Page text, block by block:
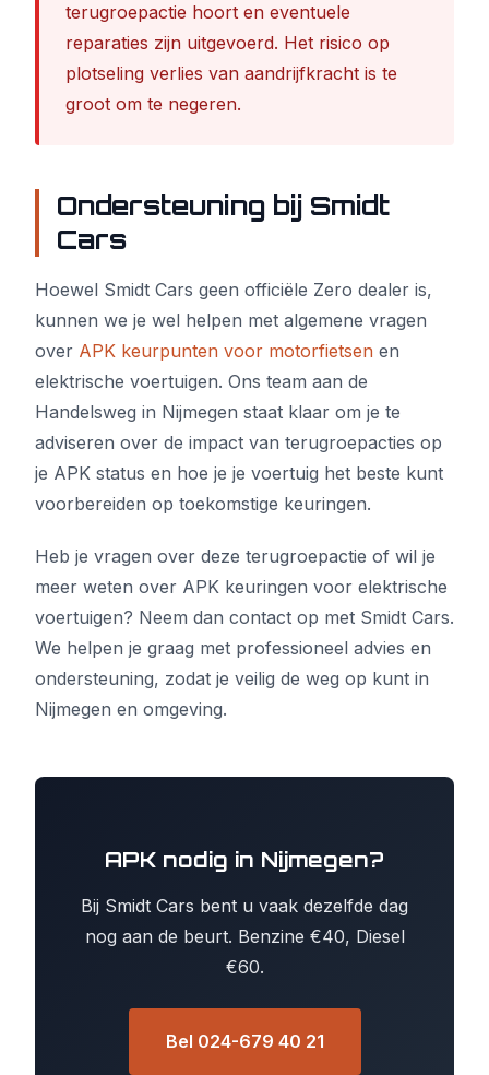
terugroepactie hoort en eventuele
reparaties zijn uitgevoerd. Het risico op
plotseling verlies van aandrijfkracht is te
groot om te negeren.
Ondersteuning bij Smidt
Cars
Hoewel Smidt Cars geen officiële Zero dealer is,
kunnen we je wel helpen met algemene vragen
over APK keurpunten voor motorfietsen en
elektrische voertuigen. Ons team aan de
Handelsweg in Nijmegen staat klaar om je te
adviseren over de impact van terugroepacties op
je APK status en hoe je je voertuig het beste kunt
voorbereiden op toekomstige keuringen.
Heb je vragen over deze terugroepactie of wil je
meer weten over APK keuringen voor elektrische
voertuigen? Neem dan contact op met Smidt Cars.
We helpen je graag met professioneel advies en
ondersteuning, zodat je veilig de weg op kunt in
Nijmegen en omgeving.
APK nodig in Nijmegen?
Bij Smidt Cars bent u vaak dezelfde dag
nog aan de beurt. Benzine €40, Diesel
€60.
Bel 024-679 40 21